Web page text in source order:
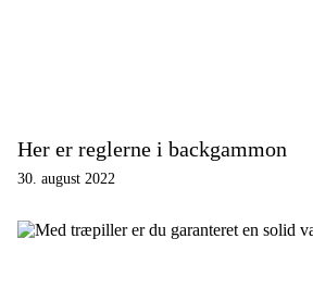
Her er reglerne i backgammon
30. august 2022